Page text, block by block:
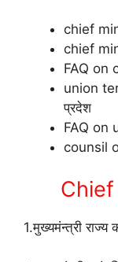
chief
chief
FAQ on
union
प्रदेश
FAQ on
counsil
Chief
1.मुख्यमंन्त्री राज्य